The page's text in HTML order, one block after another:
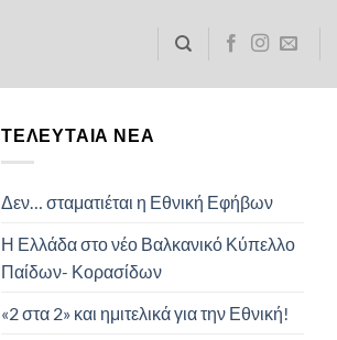
ΤΕΛΕΥΤΑΊΑ ΝΈΑ
Δεν… σταματιέται η Εθνική Εφήβων
Η Ελλάδα στο νέο Βαλκανικό Κύπελλο
Παίδων- Κορασίδων
«2 στα 2» και ημιτελικά για την Εθνική!